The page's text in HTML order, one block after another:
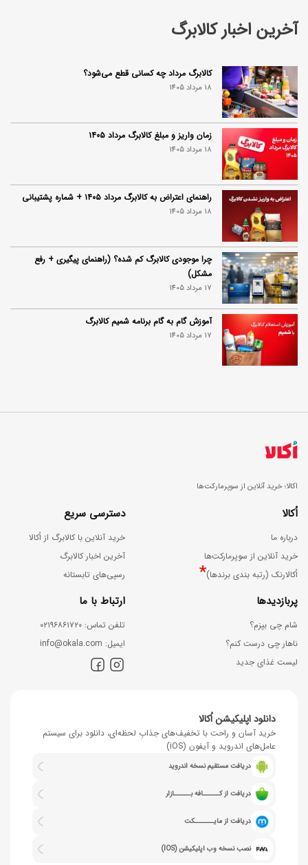
آخرین اخبار کالابرگ
کالابرگ مرداد چه کسانی قطع می‌شود؟
18 مرداد 1405
زمان واریز و مبلغ کالابرگ مرداد ۱۴۰۵
18 مرداد 1405
راهنمای اعتراض به کالابرگ مرداد ۱۴۰۵ + شماره پشتیبانی
18 مرداد 1405
چرا موجودی کالابرگ کم شده؟ (راهنمای پیگیری + رفع
مشکل)
17 مرداد 1405
آموزش گام به گام برنامه شمیم کالابرگ
17 مرداد 1405
اکالا؛ خرید آنلاین از سوپرمارکت‌ها
اُکالا
درباره ما
خرید آنلاین از سوپرمارکت‌ها
اُکالارنک (رتبه بندی برندها)*
دسترسی سریع
خرید آنلاین با کالابرگ از اُکالا
آخرین اخبار کالابرگ
رسپی‌های تابستانه
پربازدیدها
شام چی بپزم؟
ناهار چی درست کنم؟
لیست غذای جدید
ارتباط با ما
ﺗﻠﻔﻦ ﺗﻤﺎس: ۰۲۱۹۶۸۶۱۷۲۰
اﯾﻤﯿﻞ: info@okala.com
دانلود اپلیکیشن اُکالا
خرید آسان و راحت با تخفیف‌های جذابِ لحظه‌ای، دانلود برای سیستم
عامل‌های اندروید و آیفون (iOS)
دریافت مستقیم نسخه اندروید
دریافت از کــــــافه بــــــازار
دریافت از مایـــــــکت
نصب نسخه وب اپلیکیشن (IOS)